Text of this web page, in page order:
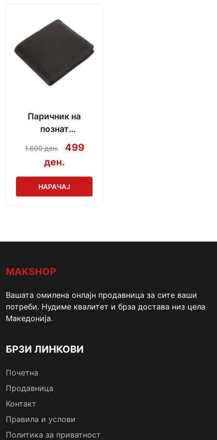
Паричник на
познат
производител
1.600 ден.
499
ден.
НАРАЧАЈ
MAKSHOP
Вашата омилена онлајн продавница за сите ваши
потреби. Нудиме квалитет и брза достава низ цела
Македонија.
БРЗИ ЛИНКОВИ
Почетна
Продавница
Контакт
Правила и услови
Политика за приватност